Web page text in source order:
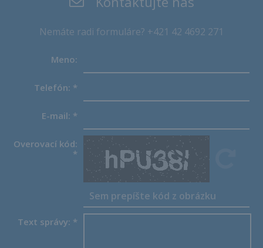
Nemáte radi formuláre? +421 42 4692 271
Meno:
Telefón: *
E-mail: *
Overovací kód:
*
Text správy: *